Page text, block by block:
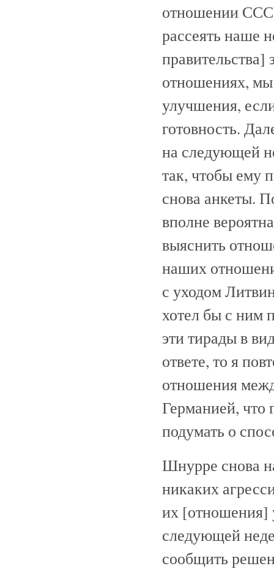
отношении
рассеять наше
правительства]
отношениях, мы
улучшения,
готовность.
на следующей
так, чтобы ему
снова анкеты.
вполне
выяснить
наших
с уходом
хотел бы с ним
эти тирады в
ответе, то я
отношения
Германией, что
подумать о
Шнурре снова
никаких
их [отношения]
следующей
сообщить